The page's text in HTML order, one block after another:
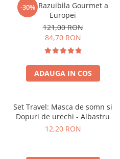
-30%
Harta Razuibila Gourmet a
Europei
121,00 RON
84,70 RON
ADAUGA IN COS
Set Travel: Masca de somn si
Dopuri de urechi - Albastru
12,20 RON